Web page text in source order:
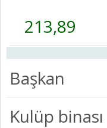
213,89
Başkan
Kulüp binası